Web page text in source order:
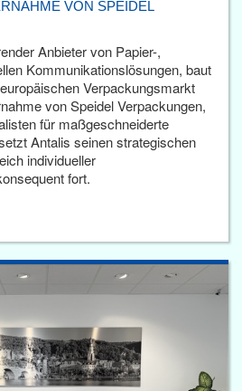
VON SPEIDEL
Anbieter von Papier-,
Kommunikationslösungen, baut
Verpackungsmarkt
von Speidel Verpackungen,
für maßgeschneiderte
Antalis seinen strategischen
individueller
fort.